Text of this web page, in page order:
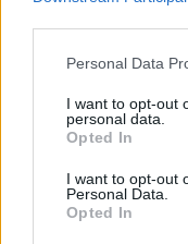
Please note that this
not limited to your
grant or deny
use your data for
consent section.
Personal Data
I want to opt-out
personal data.
Opted In
I want to opt-out
Personal Data.
Opted In